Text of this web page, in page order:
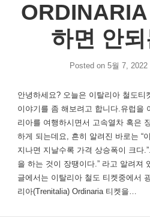
하면 안
Posted on 5월 7, 2022
안녕하세요? 오늘은 이탈리아 철도티
이야기를 좀 해보려고 합니다.유럽을
리아를 여행하시면서 고속열차 혹은
하게 되는데요, 흔히 알려진 바로는 “
지나면 지날수록 가격 상승폭이 크다
을 하는 것이 장땡이다.” 라고 알려져
글에서는 이탈리아 철도 티켓중에서
리아(Trenitalia) Ordinaria 티켓을…